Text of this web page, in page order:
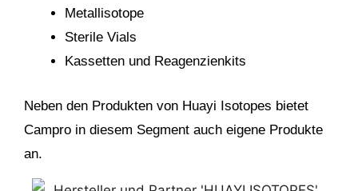
Metallisotope
Sterile Vials
Kassetten und Reagenzienkits
Neben den Produkten von Huayi Isotopes bietet
Campro in diesem Segment auch eigene Produkte
an.